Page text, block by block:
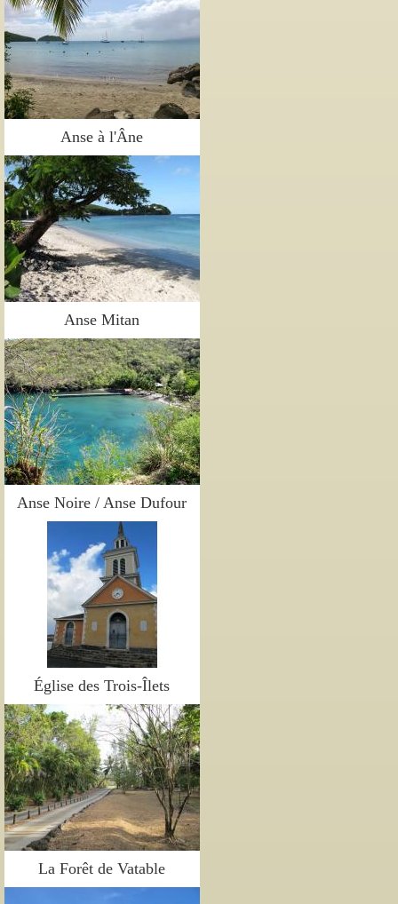
Anse à l'Âne
Anse Mitan
Anse Noire / Anse Dufour
Église des Trois-Îlets
La Forêt de Vatable